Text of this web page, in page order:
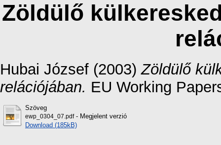
Zöldülő
Hubai József (2003)Zöldülő
relációjában. EU Working
Szöveg
ewp_0304_07.pdf- Megjelent verzió
Download (185kB)